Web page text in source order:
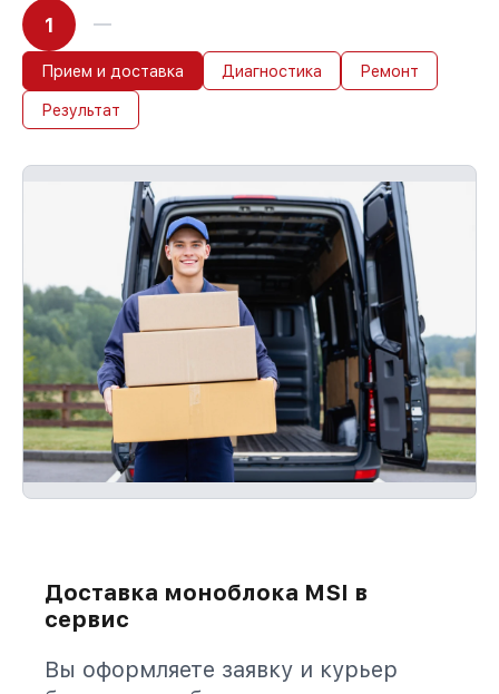
1
Прием и доставка Диагностика Ремонт
Результат
Доставка моноблока MSI в
сервис
Вы оформляете заявку и курьер